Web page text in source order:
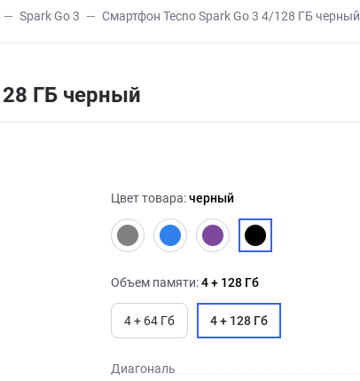
Spark Go 3 Смартфон Tecno Spark Go 3 4/128 ГБ черный
ГБ черный
Цвет товара:черный
Объем памяти:4 + 128 Гб
4 + 64 Гб 4 + 128 Гб
Диагональ